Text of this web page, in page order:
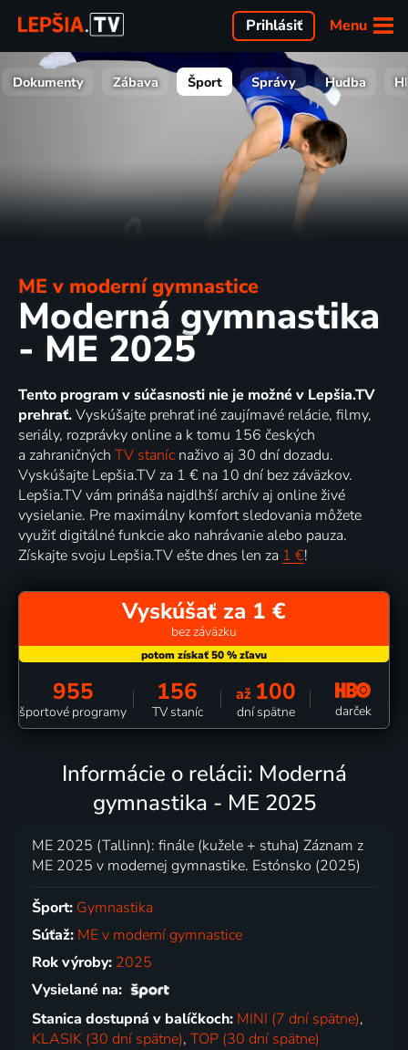
Menu
Prihlásiť
Dokumenty Zábava Šport Správy Hudba
ME v moderní gymnastice
Moderná gymnastika
- ME 2025
Tento program v súčasnosti nie je možné v Lepšia.TV
prehrať.Vyskúšajte prehrať iné zaujímavé relácie, filmy,
seriály, rozprávky online a k tomu 156 českých
a zahraničných TV staníc naživo aj 30 dní dozadu.
Vyskúšajte Lepšia.TV za 1 € na 10 dní bez záväzkov.
Lepšia.TV vám prináša najdlhší archív aj online živé
vysielanie. Pre maximálny komfort sledovania môžete
využiť digitálné funkcie ako nahrávanie alebo pauza.
Získajte svoju Lepšia.TV ešte dnes len za 1 €!
Vyskúšať za 1 €
bez záväzku
955
športové programy
156
TV staníc
až 100
dní spätne darček
Informácie o relácii: Moderná
gymnastika - ME 2025
ME 2025 (Tallinn): finále (kužele + stuha) Záznam z
ME 2025 v modernej gymnastike. Estónsko (2025)
Šport: Gymnastika
Súťaž: ME v moderní gymnastice
Rok výroby: 2025
Vysielané na:
Stanica dostupná v balíčkoch: MINI (7 dní spätne),
KLASIK (30 dní spätne),TOP (30 dní spätne)